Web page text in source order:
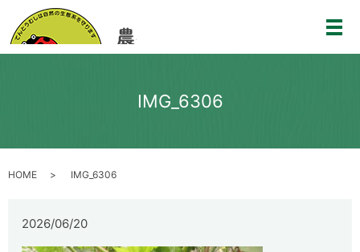
メ
IMG_6306
HOME IMG_6306
2026/06/20